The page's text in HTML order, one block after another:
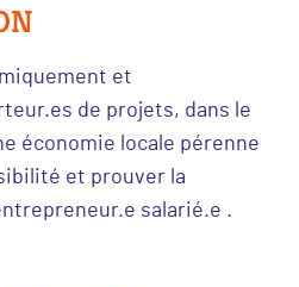
et
de projets, dans le
économie locale pérenne
et prouver la
salarié.e .